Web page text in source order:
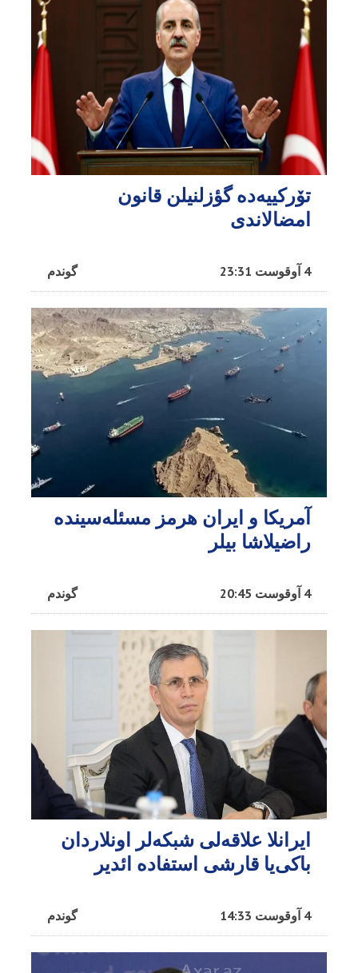
تۆرکییه‌ده گؤزلنیلن قانون
امضالاندی
گوندم 4 آوقوست 23:31
آمریکا و ایران هرمز مسئله‌سینده
راضیلاشا بیلر
گوندم 4 آوقوست 20:45
ایرانلا علاقه‌لی شبکه‌لر اونلاردان
باکی‌یا قارشی استفاده ائدیر
گوندم 4 آوقوست 14:33